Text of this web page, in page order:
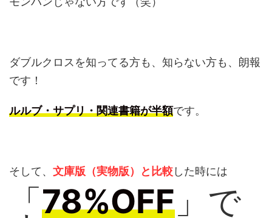
ダブルクロスを知ってる方も、知らない方も、朗報
です！
ルルブ・サプリ・関連書籍が半額です。
そして、 文庫版（実物版）と比較した時には
「78%OFF 」で